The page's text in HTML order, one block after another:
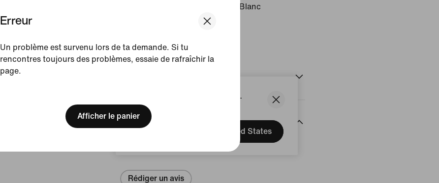
We think you are in United States.
Update your location?
United States
Erreur
Un problème est survenu lors de ta demande. Si tu
rencontres toujours des problèmes, essaie de rafraîchir la
page.
Afficher le panier
Obsidian/Blanc
FQ4359-451
Afficher les détails du produit
Avis (erreur)
Aucun avis
Rédiger un avis